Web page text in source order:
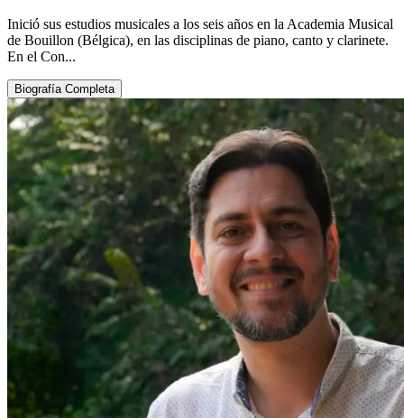
Inició sus estudios musicales a los seis años en la Academia Musical
de Bouillon (Bélgica), en las disciplinas de piano, canto y clarinete.
En el Con...
Biografía Completa